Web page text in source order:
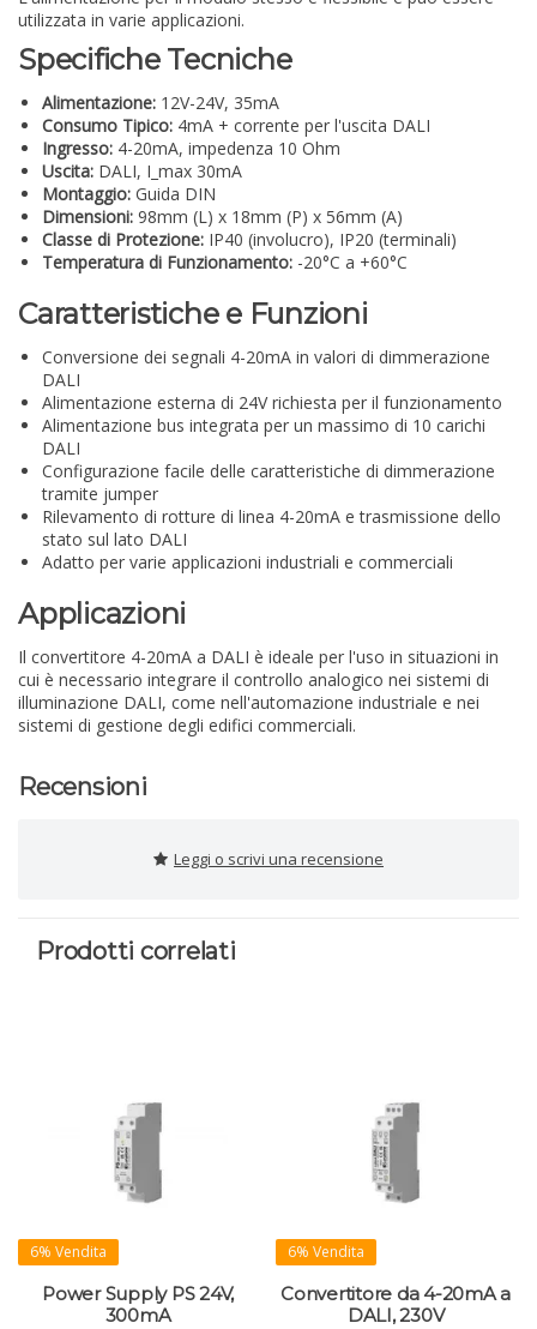
utilizzata in varie applicazioni.
Specifiche Tecniche
Alimentazione: 12V-24V, 35mA
Consumo Tipico: 4mA + corrente per l'uscita DALI
Ingresso: 4-20mA, impedenza 10 Ohm
Uscita: DALI, I_max 30mA
Montaggio: Guida DIN
Dimensioni: 98mm (L) x 18mm (P) x 56mm (A)
Classe di Protezione: IP40 (involucro), IP20 (terminali)
Temperatura di Funzionamento: -20°C a +60°C
Caratteristiche e Funzioni
Conversione dei segnali 4-20mA in valori di dimmerazione
DALI
Alimentazione esterna di 24V richiesta per il funzionamento
Alimentazione bus integrata per un massimo di 10 carichi
DALI
Configurazione facile delle caratteristiche di dimmerazione
tramite jumper
Rilevamento di rotture di linea 4-20mA e trasmissione dello
stato sul lato DALI
Adatto per varie applicazioni industriali e commerciali
Applicazioni
Il convertitore 4-20mA a DALI è ideale per l'uso in situazioni in
cui è necessario integrare il controllo analogico nei sistemi di
illuminazione DALI, come nell'automazione industriale e nei
sistemi di gestione degli edifici commerciali.
Recensioni
Leggi o scrivi una recensione
Prodotti correlati
6% Vendita
Power Supply PS 24V,
300mA
6% Vendita
Convertitore da 4-20mA a
DALI, 230V